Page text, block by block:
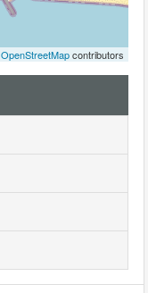
OpenStreetMapcontributors